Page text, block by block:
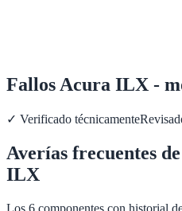
Fallos Acura ILX -
✓ Verificado técnicamente
Averías frecuentes de
ILX
Los 6 componentes con historial